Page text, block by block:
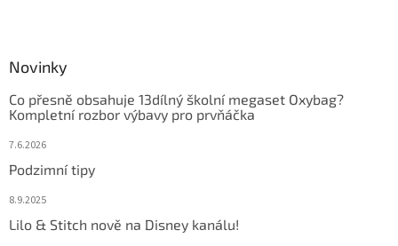
Novinky
Co přesně obsahuje 13dílný školní megaset Oxybag?
Kompletní rozbor výbavy pro prvňáčka
7.6.2026
Podzimní tipy
8.9.2025
Lilo & Stitch nově na Disney kanálu!